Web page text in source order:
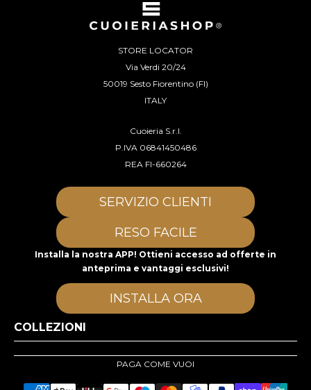
STORE LOCATOR
Via Verdi 20/24
50019 Sesto Fiorentino (FI)
ITALY
Cuoieria S.r.l.
P.IVA 06841450486
REA FI-660264
SERVIZIO CLIENTI
RESO FACILE
Installa la nostra APP! Ottieni accesso ad offerte in
anteprima e vantaggi esclusivi!
INSTALLA ORA
COLLEZIONI
PAGA COME VUOI